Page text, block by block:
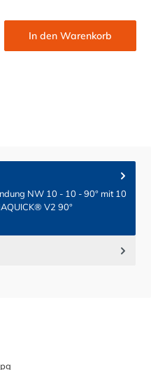
In den Warenkorb
NW 10 - 10 - 90° mit 10
V2 90°